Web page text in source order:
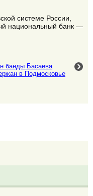
системе России,
национальный банк —
банды Басаева
в Подмосковье